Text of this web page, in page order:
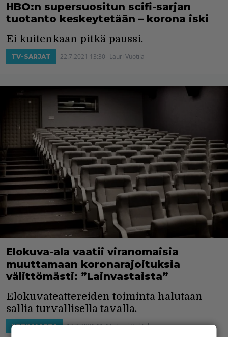
HBO:n supersuositun scifi-sarjan
tuotanto keskeytetään – korona iski
Ei kuitenkaan pitkä paussi.
TV-SARJAT 22.7.2021 13:30 Lauri Vuotila
Elokuva-ala vaatii viranomaisia
muuttamaan koronarajoituksia
välittömästi: ”Lainvastaista”
Elokuvateattereiden toiminta halutaan
sallia turvallisella tavalla.
KOTIMAASTA 12.2.2021 11:44 Jussi Huhtala